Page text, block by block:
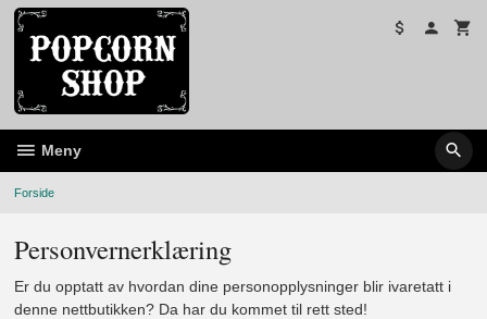
Gå
innholdet
Meny
Forside
Personvernerklæring
Er du opptatt av hvordan dine personopplysninger blir ivaretatt i
denne nettbutikken? Da har du kommet til rett sted!